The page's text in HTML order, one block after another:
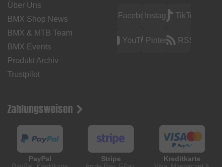
Über Uns
BMX Shop News
BMX & MTB Team
BMX Events
Produkt Archiv
Trustpilot
FacebookInstagramTikTok
YouTubePinterest RSS
Zahlungsweisen
PayPal Stripe Kreditkarte